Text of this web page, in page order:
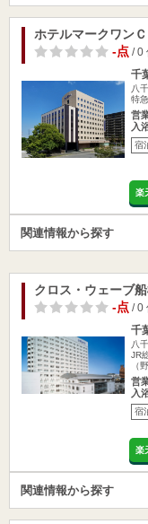
ホテルマークワンＣ
-点/ 0
千
八
特
営
入
宿
楽
関連情報から探す
クロス・ウェーブ
-点/ 0
千
八
JR
（
営
入
宿
楽
関連情報から探す